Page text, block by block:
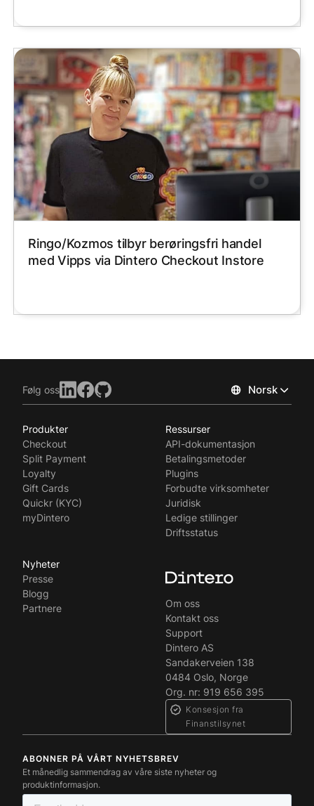
Ringo/Kozmos tilbyr berøringsfri handel
med Vipps via Dintero Checkout Instore
Følg oss Norsk
Produkter
Checkout
Split Payment
Loyalty
Gift Cards
Quickr (KYC)
myDintero
Ressurser
API-dokumentasjon
Betalingsmetoder
Plugins
Forbudte virksomheter
Juridisk
Ledige stillinger
Driftsstatus
Nyheter
Presse
Blogg
Partnere
Om oss
Kontakt oss
Support
Dintero AS
Sandakerveien 138
0484 Oslo, Norge
Org. nr: 919 656 395
Konsesjon fra
Finanstilsynet
ABONNER PÅ VÅRT NYHETSBREV
Et månedlig sammendrag av våre siste nyheter og
produktinformasjon.